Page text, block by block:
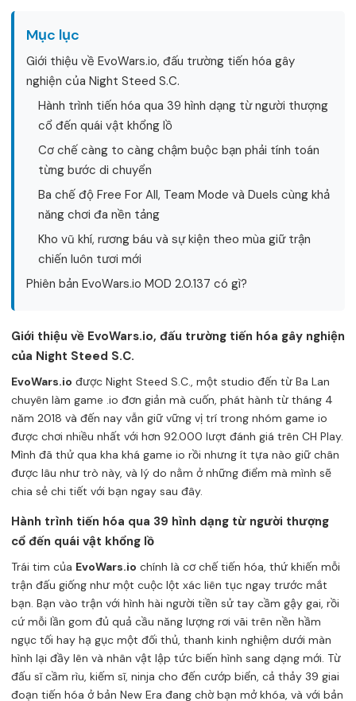
Mục lục
Giới thiệu về EvoWars.io, đấu trường tiến hóa gây
nghiện của Night Steed S.C.
Hành trình tiến hóa qua 39 hình dạng từ người thượng
cổ đến quái vật khổng lồ
Cơ chế càng to càng chậm buộc bạn phải tính toán
từng bước di chuyển
Ba chế độ Free For All, Team Mode và Duels cùng khả
năng chơi đa nền tảng
Kho vũ khí, rương báu và sự kiện theo mùa giữ trận
chiến luôn tươi mới
Phiên bản EvoWars.io MOD 2.0.137 có gì?
Giới thiệu về EvoWars.io, đấu trường tiến hóa gây nghiện
của Night Steed S.C.
EvoWars.io được Night Steed S.C., một studio đến từ Ba Lan
chuyên làm game .io đơn giản mà cuốn, phát hành từ tháng 4
năm 2018 và đến nay vẫn giữ vững vị trí trong nhóm game io
được chơi nhiều nhất với hơn 92.000 lượt đánh giá trên CH Play.
Mình đã thử qua kha khá game io rồi nhưng ít tựa nào giữ chân
được lâu như trò này, và lý do nằm ở những điểm mà mình sẽ
chia sẻ chi tiết với bạn ngay sau đây.
Hành trình tiến hóa qua 39 hình dạng từ người thượng
cổ đến quái vật khổng lồ
Trái tim của EvoWars.io chính là cơ chế tiến hóa, thứ khiến mỗi
trận đấu giống như một cuộc lột xác liên tục ngay trước mắt
bạn. Bạn vào trận với hình hài người tiền sử tay cầm gậy gai, rồi
cứ mỗi lần gom đủ quả cầu năng lượng rơi vãi trên nền hầm
ngục tối hay hạ gục một đối thủ, thanh kinh nghiệm dưới màn
hình lại đầy lên và nhân vật lập tức biến hình sang dạng mới. Từ
đấu sĩ cầm rìu, kiếm sĩ, ninja cho đến cướp biển, cả thảy 39 giai
đoạn tiến hóa ở bản New Era đang chờ bạn mở khóa, và với bản